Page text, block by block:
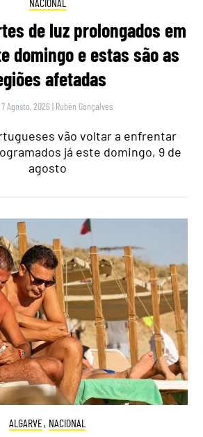
de luz prolongados em
domingo e estas são as
afetadas
Agosto, 2026 | Rubén Gonçalves
vão voltar a enfrentar
já este domingo, 9 de
agosto
ALGARVE, NACIONAL